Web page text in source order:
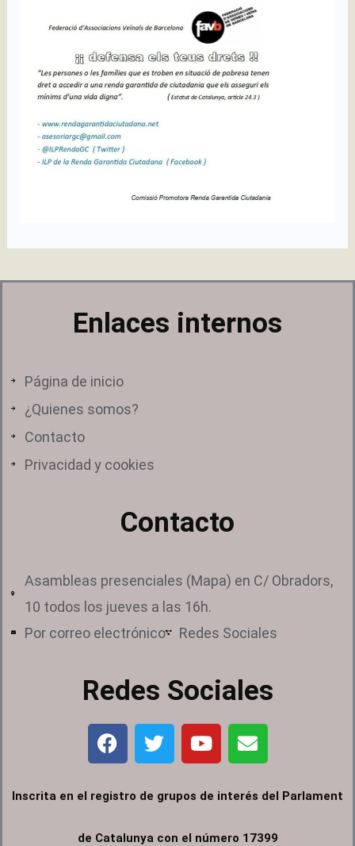
Enlaces internos
Página de inicio
¿Quienes somos?
Contacto
Privacidad y cookies
Contacto
Asambleas presenciales (Mapa) en C/ Obradors,
10 todos los jueves a las 16h.
Por correo electrónico
Redes Sociales
Redes Sociales
F
a
c
e
o
T
w
i
t
e
Y
o
u
t
b
E
n
v
e
o
Inscrita en el registro de grupos de interés del Parlament
de Catalunya con el número 17399